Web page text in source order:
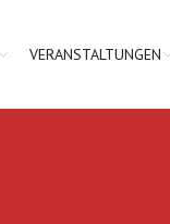
VERANSTALTUNGEN